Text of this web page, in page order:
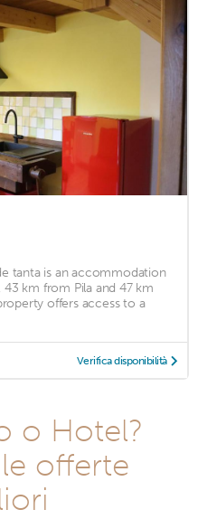
tanta is an accommodation
km from Pila and 47 km
offers access to a
Verifica disponibilità
o Hotel?
offerte